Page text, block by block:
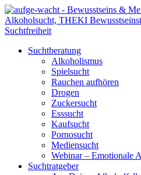
Suchtberatung
Alkoholismus
Spielsucht
Rauchen aufhören
Drogen
Zuckersucht
Esssucht
Kaufsucht
Pornosucht
Mediensucht
Webinar – Emotionale
Suchtratgeber